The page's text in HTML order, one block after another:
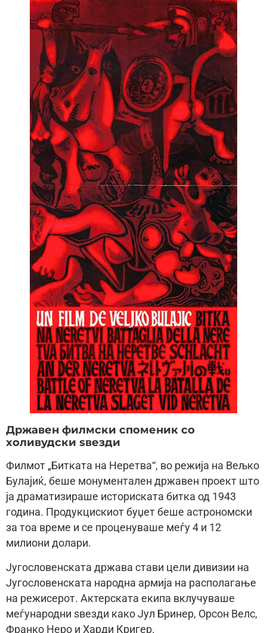
Државен филмски споменик со
холивудски ѕвезди
Филмот „Битката на Неретва“, во режија на Вељко
Булајиќ, беше монументален државен проект што
ја драматизираше историската битка од 1943
година. Продукцискиот буџет беше астрономски
за тоа време и се проценуваше меѓу 4 и 12
милиони долари.
Југословенската држава стави цели дивизии на
Југословенската народна армија на располагање
на режисерот. Актерската екипа вклучуваше
меѓународни ѕвезди како Јул Бринер, Орсон Велс,
Франко Неро и Харди Кригер.